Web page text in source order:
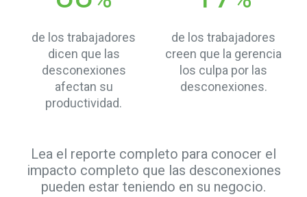
de los trabajadores
dicen que las
desconexiones
afectan su
productividad.
de los trabajadores
creen que la gerencia
los culpa por las
desconexiones.
Lea el reporte completo para conocer el
impacto completo que las desconexiones
pueden estar teniendo en su negocio.